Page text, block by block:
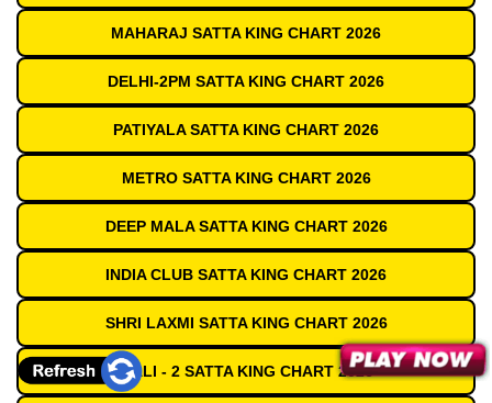
MAHARAJ SATTA KING CHART 2026
DELHI-2PM SATTA KING CHART 2026
PATIYALA SATTA KING CHART 2026
METRO SATTA KING CHART 2026
DEEP MALA SATTA KING CHART 2026
INDIA CLUB SATTA KING CHART 2026
SHRI LAXMI SATTA KING CHART 2026
GALI - 2 SATTA KING CHART 2026